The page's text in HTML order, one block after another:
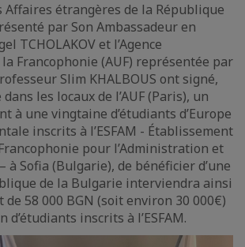
Affaires étrangères de la République
par Son Ambassadeur en
TCHOLAKOV et l’Agence
Francophonie (AUF) représentée par
Slim KHALBOUS ont signé,
les locaux de l’AUF (Paris), un
à une vingtaine d’étudiants d’Europe
inscrits à l’ESFAM - Établissement
pour l’Administration et
à Sofia (Bulgarie), de bénéficier d’une
de la Bulgarie interviendra ainsi
58 000 BGN (soit environ 30 000€)
inscrits à l’ESFAM.